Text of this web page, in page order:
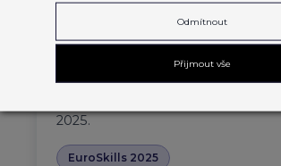
13. 8. 2025
V pátek 12. září od 13:30 – 15:30
2025.
EuroSkills 2025
Odmítnout
Přijmout vše